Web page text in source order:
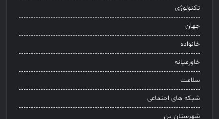
تکنولوژی
جهان
خانواده
خاورمیانه
سلامت
شبکه های اجتماعی
شهرستان بن